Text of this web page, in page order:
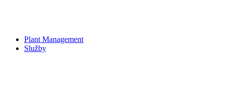
Plant Management
Služby